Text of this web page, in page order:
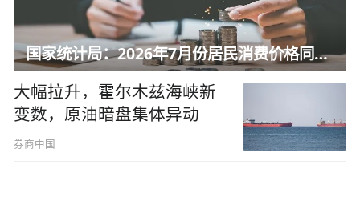
国家统计局：2026年7月份居民消费价格同比上涨0.5%
大幅拉升，霍尔木兹海峡新
变数，原油暗盘集体异动
券商中国